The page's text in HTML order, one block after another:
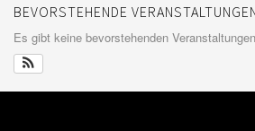
BEVORSTEHENDE
Es gibt keine bevorstehenden